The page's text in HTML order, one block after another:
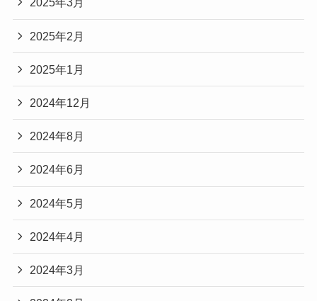
2025年2月
2025年1月
2024年12月
2024年8月
2024年6月
2024年5月
2024年4月
2024年3月